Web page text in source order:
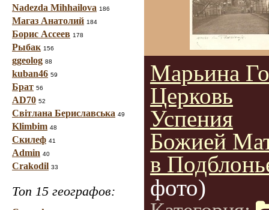
Nadezda Mihhailova 186
Магаз Анатолий 184
Борис Ассеев 178
Рыбак 156
ggeolog 88
kuban46 59
Брат 56
AD70 52
Світлана Бериславська 49
Klimbim 48
Скилеф 41
Admin 40
Crakodil 33
Топ 15 географов:
Марьина
Церковь
Успения
Божией
в
фото)